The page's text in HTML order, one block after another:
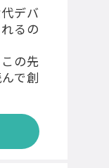
デバ
るの
の先
で創